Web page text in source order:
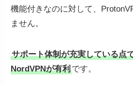
機能付きなのに対して、
ません。
サポート体制が充実している点
NordVPNが有利です。